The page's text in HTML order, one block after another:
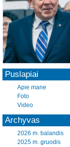
Puslapiai
Apie mane
Foto
Video
Archyvas
2026 m. balandis
2025 m. gruodis